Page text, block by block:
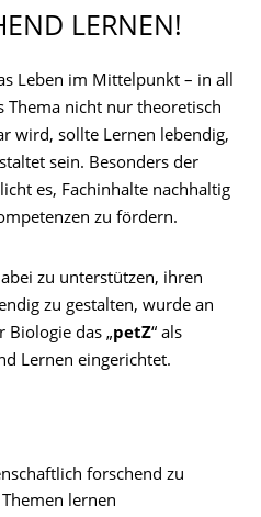
LERNEN!
Leben im Mittelpunkt – in all
Thema nicht nur theoretisch
wird, sollte Lernen lebendig,
sein. Besonders der
es, Fachinhalte nachhaltig
zu fördern.
zu unterstützen, ihren
zu gestalten, wurde an
Biologie das „petZ“ als
Lernen eingerichtet.
forschend zu
lernen